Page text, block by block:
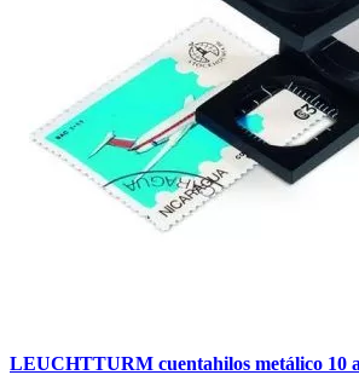
LEUCHTTURM cuentahilos metálico 10